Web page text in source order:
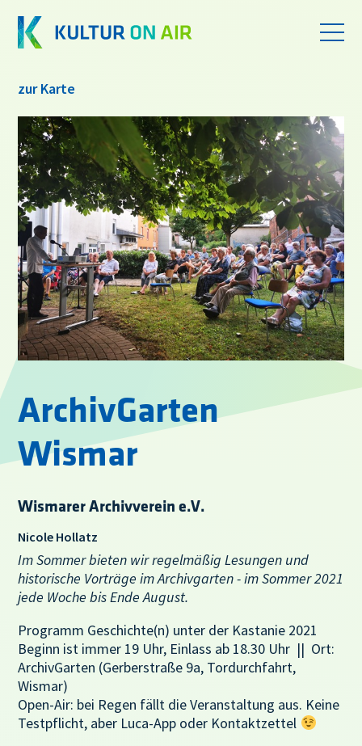
zur Karte
ArchivGarten
Wismar
Wismarer Archivverein e.V.
Nicole Hollatz
Im Sommer bieten wir regelmäßig Lesungen und
historische Vorträge im Archivgarten - im Sommer 2021
jede Woche bis Ende August.
Programm Geschichte(n) unter der Kastanie 2021
Beginn ist immer 19 Uhr, Einlass ab 18.30 Uhr || Ort:
ArchivGarten (Gerberstraße 9a, Tordurchfahrt,
Wismar)
Open-Air: bei Regen fällt die Veranstaltung aus. Keine
Testpflicht, aber Luca-App oder Kontaktzettel